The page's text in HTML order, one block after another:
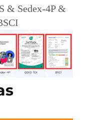
& Sedex-4P &